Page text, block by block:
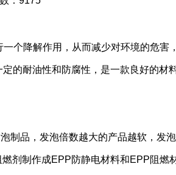
个降解作用，从而减少对环境的危害
的耐油性和防腐性，是一款良好的材料
品，发泡倍数越大的产品越软，发
剂制作成EPP防静电材料和EPP阻燃